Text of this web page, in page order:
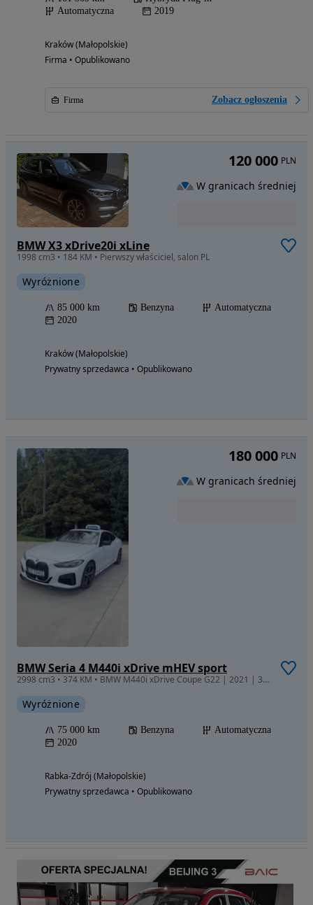
Automatyczna
2019
Kraków (Małopolskie)
Firma • Opublikowano
Firma Zobacz ogłoszenia
BMW X3 xDrive20i xLine
1998 cm3 • 184 KM • Pierwszy właściciel, salon PL
Wyróżnione
85 000 km Benzyna
Automatyczna
2020
Kraków (Małopolskie)
Prywatny sprzedawca • Opublikowano
120 000 PLN
W granicach średniej
BMW Seria 4 M440i xDrive mHEV sport
2998 cm3 • 374 KM • BMW M440i xDrive Coupe G22 | 2021 | 3.0 B58 | 374 KM | 75 000 km
Wyróżnione
75 000 km Benzyna
Automatyczna
2020
Rabka-Zdrój (Małopolskie)
Prywatny sprzedawca • Opublikowano
180 000 PLN
W granicach średniej